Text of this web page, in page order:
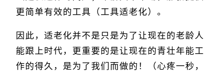
更简单有效的工具（工具适老化）。
因此，适老化并不是只是为了让现在的老龄人
能跟上时代，更重要的是让现在的青壮年能工
作的得久，是为了我们而做的！（心疼一秒，